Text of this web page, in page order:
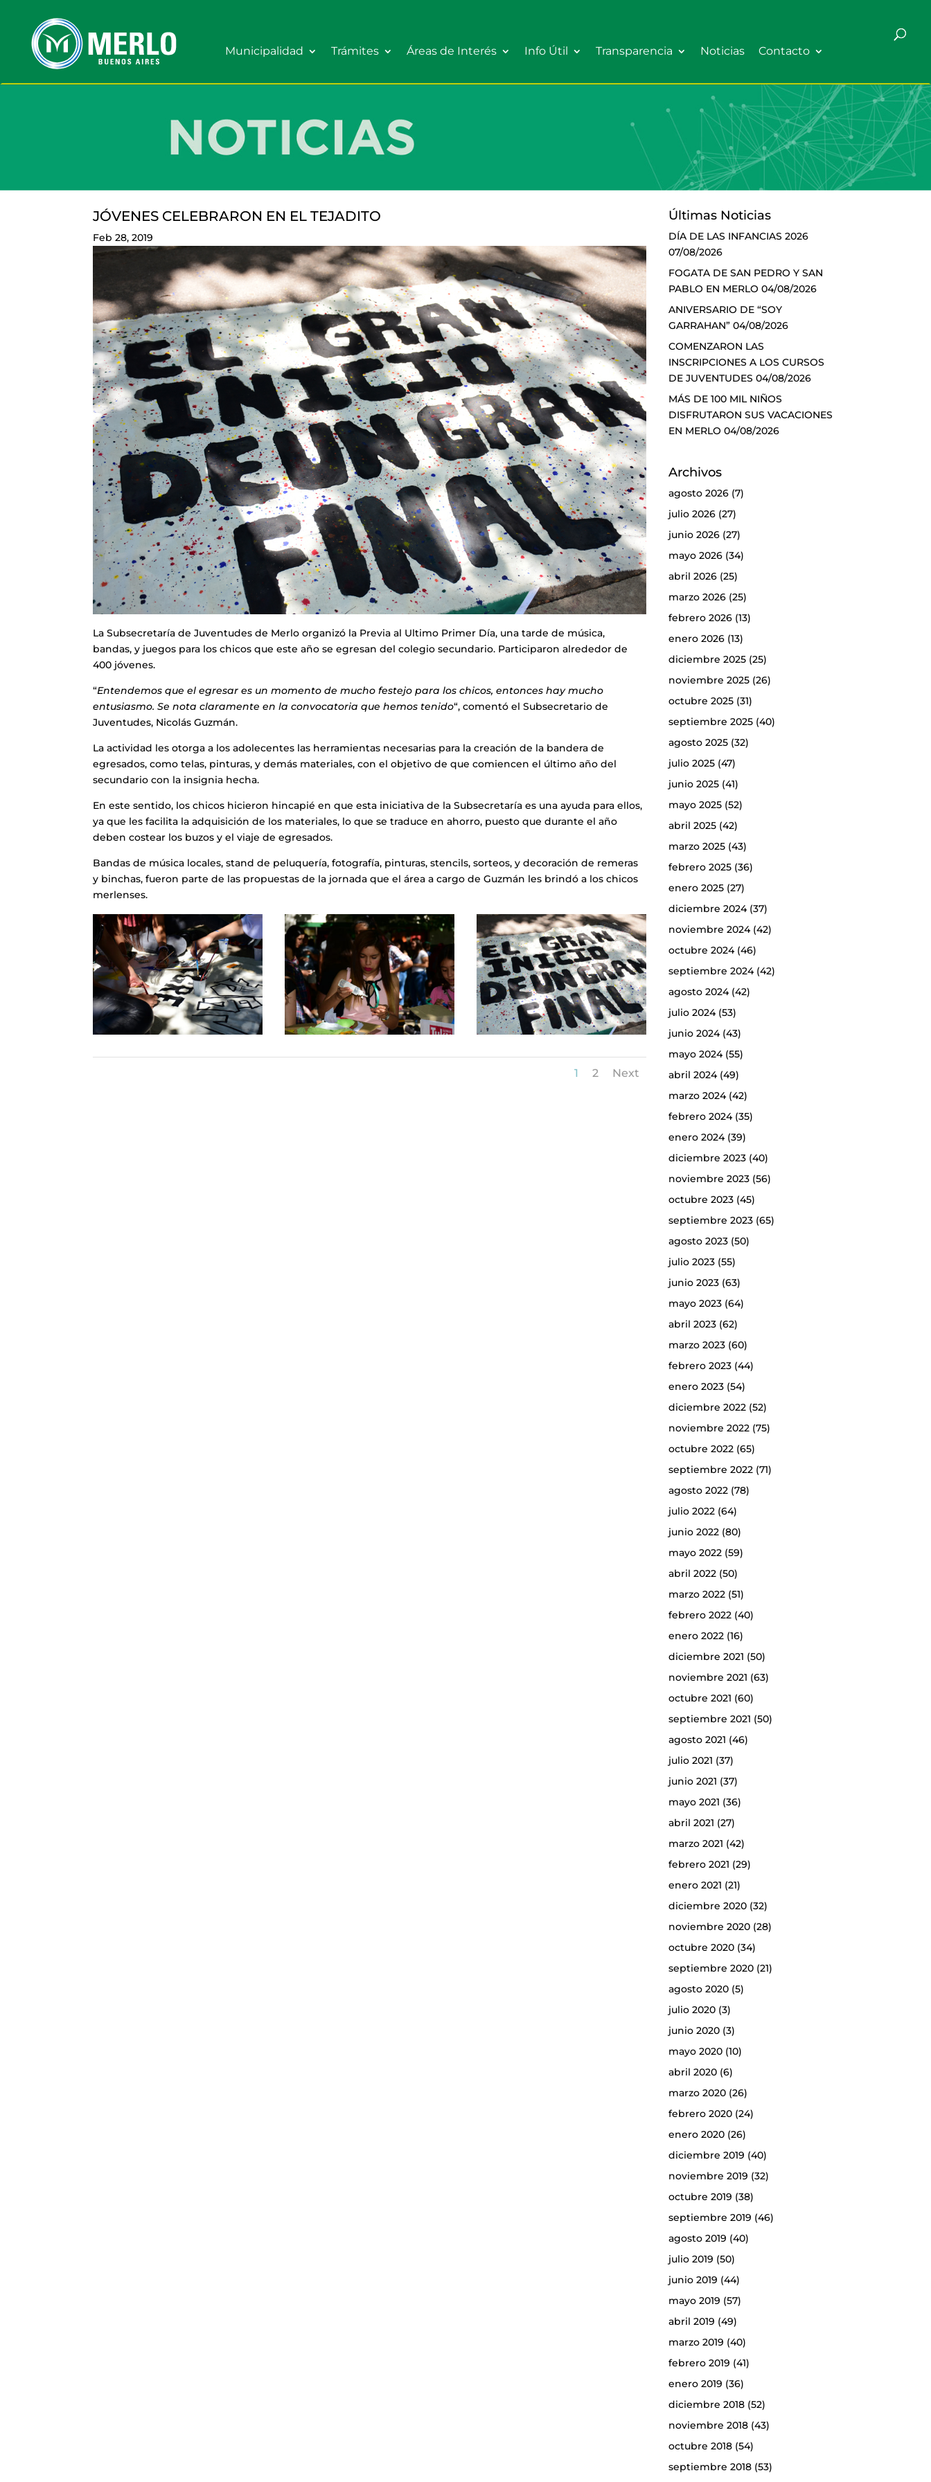
Municipalidad Trámites Áreas de Interés Info Útil Transparencia Noticias Contacto
JÓVENES CELEBRARON EN EL TEJADITO
Feb 28, 2019
La Subsecretaría de Juventudes de Merlo organizó la Previa al Ultimo Primer Día, una tarde de música,
bandas, y juegos para los chicos que este año se egresan del colegio secundario. Participaron alrededor de
400 jóvenes.
“Entendemos que el egresar es un momento de mucho festejo para los chicos, entonces hay mucho
entusiasmo. Se nota claramente en la convocatoria que hemos tenido“, comentó el Subsecretario de
Juventudes, Nicolás Guzmán.
La actividad les otorga a los adolecentes las herramientas necesarias para la creación de la bandera de
egresados, como telas, pinturas, y demás materiales, con el objetivo de que comiencen el último año del
secundario con la insignia hecha.
En este sentido, los chicos hicieron hincapié en que esta iniciativa de la Subsecretaría es una ayuda para ellos,
ya que les facilita la adquisición de los materiales, lo que se traduce en ahorro, puesto que durante el año
deben costear los buzos y el viaje de egresados.
Bandas de música locales, stand de peluquería, fotografía, pinturas, stencils, sorteos, y decoración de remeras
y binchas, fueron parte de las propuestas de la jornada que el área a cargo de Guzmán les brindó a los chicos
merlenses.
1 2 Next
Últimas Noticias
DÍA DE LAS INFANCIAS 2026
07/08/2026
FOGATA DE SAN PEDRO Y SAN
PABLO EN MERLO 04/08/2026
ANIVERSARIO DE “SOY
GARRAHAN” 04/08/2026
COMENZARON LAS
INSCRIPCIONES A LOS CURSOS
DE JUVENTUDES 04/08/2026
MÁS DE 100 MIL NIÑOS
DISFRUTARON SUS VACACIONES
EN MERLO 04/08/2026
Archivos
agosto 2026(7)
julio 2026(27)
junio 2026(27)
mayo 2026(34)
abril 2026(25)
marzo 2026(25)
febrero 2026(13)
enero 2026(13)
diciembre 2025(25)
noviembre 2025(26)
octubre 2025(31)
septiembre 2025(40)
agosto 2025(32)
julio 2025(47)
junio 2025(41)
mayo 2025(52)
abril 2025(42)
marzo 2025(43)
febrero 2025(36)
enero 2025(27)
diciembre 2024(37)
noviembre 2024(42)
octubre 2024(46)
septiembre 2024(42)
agosto 2024(42)
julio 2024(53)
junio 2024(43)
mayo 2024(55)
abril 2024(49)
marzo 2024(42)
febrero 2024(35)
enero 2024(39)
diciembre 2023(40)
noviembre 2023(56)
octubre 2023(45)
septiembre 2023(65)
agosto 2023(50)
julio 2023(55)
junio 2023(63)
mayo 2023(64)
abril 2023(62)
marzo 2023(60)
febrero 2023(44)
enero 2023(54)
diciembre 2022(52)
noviembre 2022(75)
octubre 2022(65)
septiembre 2022(71)
agosto 2022(78)
julio 2022(64)
junio 2022(80)
mayo 2022(59)
abril 2022(50)
marzo 2022(51)
febrero 2022(40)
enero 2022(16)
diciembre 2021 (50)
noviembre 2021 (63)
octubre 2021 (60)
septiembre 2021 (50)
agosto 2021 (46)
julio 2021 (37)
junio 2021 (37)
mayo 2021 (36)
abril 2021 (27)
marzo 2021 (42)
febrero 2021 (29)
enero 2021 (21)
diciembre 2020(32)
noviembre 2020(28)
octubre 2020(34)
septiembre 2020(21)
agosto 2020(5)
julio 2020(3)
junio 2020(3)
mayo 2020(10)
abril 2020(6)
marzo 2020(26)
febrero 2020(24)
enero 2020(26)
diciembre 2019 (40)
noviembre 2019 (32)
octubre 2019 (38)
septiembre 2019 (46)
agosto 2019 (40)
julio 2019 (50)
junio 2019 (44)
mayo 2019 (57)
abril 2019 (49)
marzo 2019 (40)
febrero 2019 (41)
enero 2019 (36)
diciembre 2018(52)
noviembre 2018(43)
octubre 2018(54)
septiembre 2018(53)